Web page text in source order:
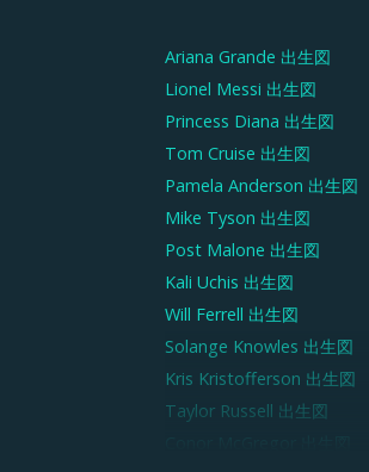
Ariana Grande 出生図
Lionel Messi 出生図
Princess Diana 出生図
Tom Cruise 出生図
Pamela Anderson 出生図
Mike Tyson 出生図
Post Malone 出生図
Kali Uchis 出生図
Will Ferrell 出生図
Solange Knowles 出生図
Kris Kristofferson 出生図
Taylor Russell 出生図